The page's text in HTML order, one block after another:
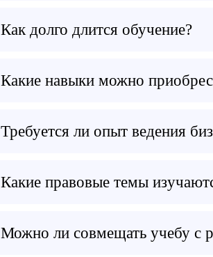
Как долго длится обучение?
Какие навыки можно
Требуется ли опыт ведения
Какие правовые темы
Можно ли совмещать учебу с